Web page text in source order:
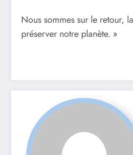
Nous sommes sur le retour,
préserver notre planète. »